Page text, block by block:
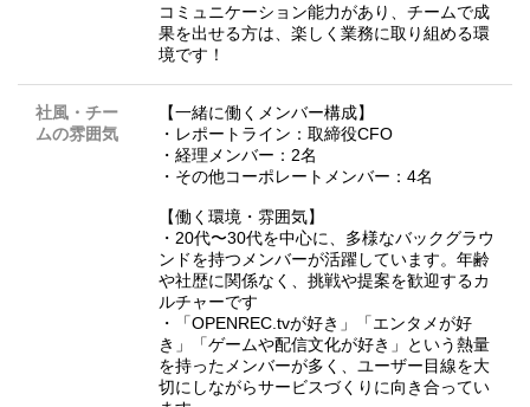
コミュニケーション能力があり、チームで成
果を出せる方は、楽しく業務に取り組める環
境です！
社風・チー
ムの雰囲気
【一緒に働くメンバー構成】
・レポートライン：取締役CFO
・経理メンバー：2名
・その他コーポレートメンバー：4名
【働く環境・雰囲気】
・20代〜30代を中心に、多様なバックグラウ
ンドを持つメンバーが活躍しています。年齢
や社歴に関係なく、挑戦や提案を歓迎するカ
ルチャーです
・「OPENREC.tvが好き」「エンタメが好
き」「ゲームや配信文化が好き」という熱量
を持ったメンバーが多く、ユーザー目線を大
切にしながらサービスづくりに向き合ってい